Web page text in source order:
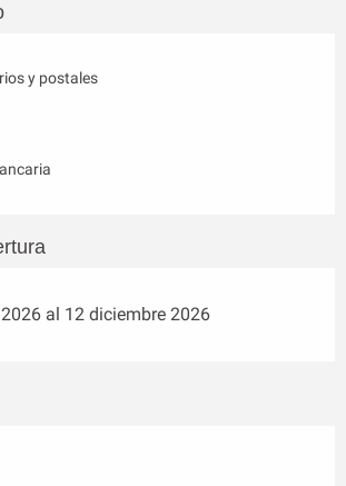
y postales
al 12 diciembre 2026